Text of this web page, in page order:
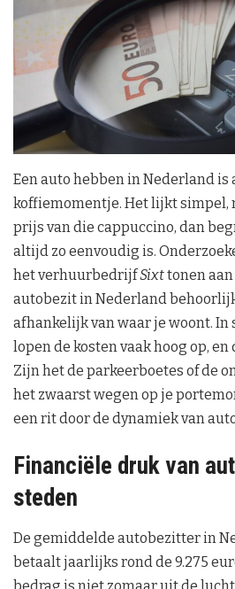
Een auto hebben in Nederland is
koffiemomentje. Het lijkt simpel,
prijs van die cappuccino, dan
altijd zo eenvoudig is.
het verhuurbedrijfSixttonen
autobezit in Nederland
afhankelijk van waar je woont.
lopen de kosten vaak hoog op,
Zijn het de parkeerboetes of de
het zwaarst wegen op je
een rit door de dynamiek van
Financiële druk van
steden
De gemiddelde autobezitter in
betaalt jaarlijks rond de 9.275